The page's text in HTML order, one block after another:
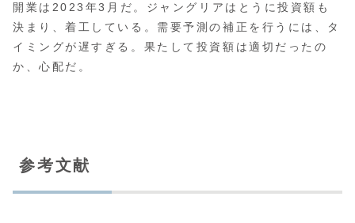
開業は2023年3月だ。ジャングリアはとうに投資額も
決まり、着工している。需要予測の補正を行うには、タ
イミングが遅すぎる。果たして投資額は適切だったの
か、心配だ。
参考文献